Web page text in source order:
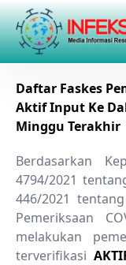
Daftar Faskes
Aktif Input Ke
Minggu Terakhir
Berdasarkan
4794/2021
446/2021
Pemeriksaan
melakukan
terverifikasi